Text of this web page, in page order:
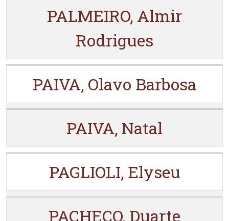
PALMEIRO, Almir
Rodrigues
PAIVA, Olavo Barbosa
PAIVA, Natal
PAGLIOLI, Elyseu
PACHECO, Duarte